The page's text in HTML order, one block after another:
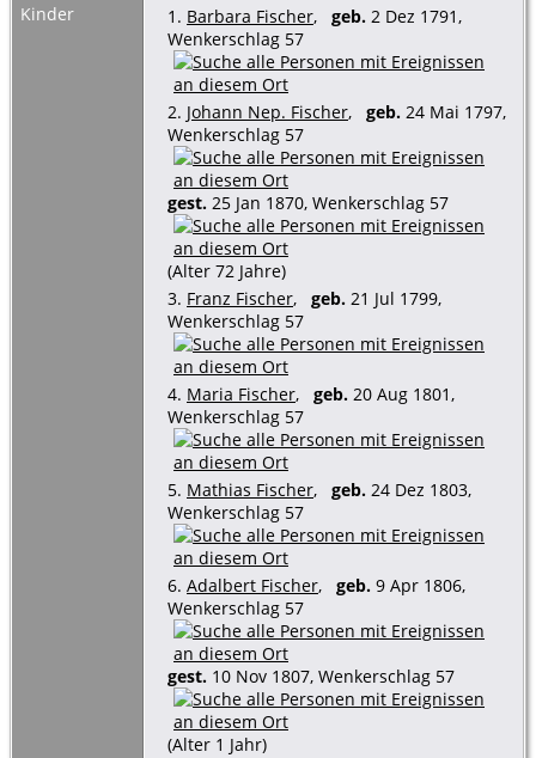
Kinder
1. Barbara Fischer, geb. 2 Dez 1791,
Wenkerschlag 57
2. Johann Nep. Fischer, geb. 24 Mai 1797,
Wenkerschlag 57
gest. 25 Jan 1870, Wenkerschlag 57
(Alter 72 Jahre)
3. Franz Fischer, geb. 21 Jul 1799,
Wenkerschlag 57
4. Maria Fischer, geb. 20 Aug 1801,
Wenkerschlag 57
5. Mathias Fischer, geb. 24 Dez 1803,
Wenkerschlag 57
6. Adalbert Fischer, geb. 9 Apr 1806,
Wenkerschlag 57
gest. 10 Nov 1807, Wenkerschlag 57
(Alter 1 Jahr)